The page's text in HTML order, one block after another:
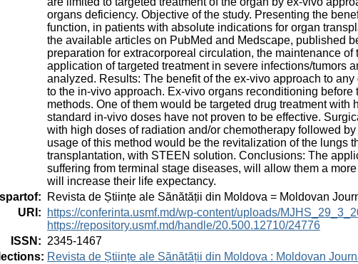
organs deficiency. Objective of the study. Presenting the
function, in patients with absolute indications for organ
the available articles on PubMed and Medscape, published
preparation for extracorporeal circulation, the maintenance
application of targeted treatment in severe infections/tumors
analyzed. Results: The benefit of the ex-vivo approach to
to the in-vivo approach. Ex-vivo organs reconditioning before
methods. One of them would be targeted drug treatment
standard in-vivo doses have not proven to be effective.
with high doses of radiation and/or chemotherapy followed
usage of this method would be the revitalization of the lungs
transplantation, with STEEN solution. Conclusions: The
suffering from terminal stage diseases, will allow them a
will increase their life expectancy.
:
Revista de Științe ale Sănătății din Moldova = Moldovan
URI :
https://conferinta.usmf.md/wp-content/uploads/
https://repository.usmf.md/handle/20.500.12710/24776
ISSN : 2345-1467
Revista de Științe ale Sănătății din Moldova : Moldovan